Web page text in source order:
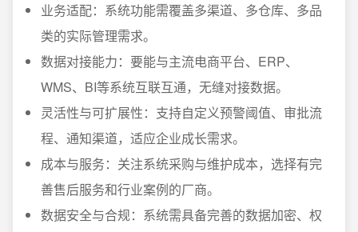
业务适配：系统功能需覆盖多渠道、多仓库、多品
类的实际管理需求。
数据对接能力：要能与主流电商平台、ERP、
WMS、BI等系统互联互通，无缝对接数据。
灵活性与可扩展性：支持自定义预警阈值、审批流
程、通知渠道，适应企业成长需求。
成本与服务：关注系统采购与维护成本，选择有完
善售后服务和行业案例的厂商。
数据安全与合规：系统需具备完善的数据加密、权